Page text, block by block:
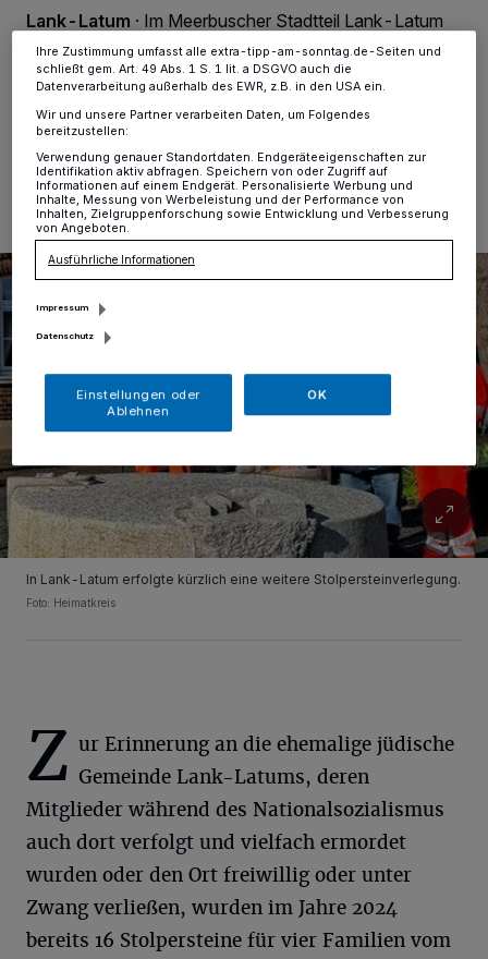
Lank-Latum · Im Meerbuscher Stadtteil Lank-Latum
erinnern jetzt neun weitere Stolpersteine an das frühere
jüdische Leben im Ort.
24.04.2026 , 08:00 Uhr Eine Minute Lesezeit
In Lank-Latum erfolgte kürzlich eine weitere Stolpersteinverlegung.
Foto: Heimatkreis
Z ur Erinnerung an die ehemalige jüdische
Gemeinde Lank-Latums, deren
Mitglieder während des Nationalsozialismus
auch dort verfolgt und vielfach ermordet
wurden oder den Ort freiwillig oder unter
Zwang verließen, wurden im Jahre 2024
bereits 16 Stolpersteine für vier Familien vom
Informationen finden Sie in unserer Datenschutzerklärung.
Ihre Zustimmung umfasst alle extra-tipp-am-sonntag.de-Seiten und
schließt gem. Art. 49 Abs. 1 S. 1 lit. a DSGVO auch die
Datenverarbeitung außerhalb des EWR, z.B. in den USA ein.
Wir und unsere Partner verarbeiten Daten, um Folgendes
bereitzustellen:
Verwendung genauer Standortdaten. Endgeräteeigenschaften zur
Identifikation aktiv abfragen. Speichern von oder Zugriff auf
Informationen auf einem Endgerät. Personalisierte Werbung und
Inhalte, Messung von Werbeleistung und der Performance von
Inhalten, Zielgruppenforschung sowie Entwicklung und Verbesserung
von Angeboten.
Ausführliche Informationen
Impressum
Datenschutz
Einstellungen oder
Ablehnen
OK